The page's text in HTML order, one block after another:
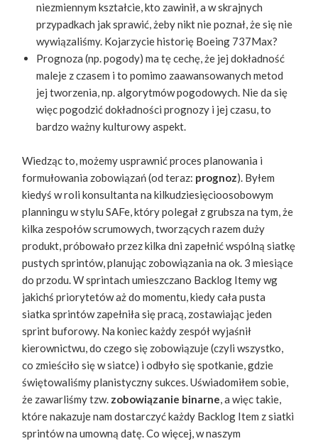
niezmiennym kształcie, kto zawinił, a w skrajnych
przypadkach jak sprawić, żeby nikt nie poznał, że się nie
wywiązaliśmy. Kojarzycie historię ​Boeing 737Max​?
Prognoza (np. pogody) ma tę cechę, że jej dokładność
maleje z czasem i to pomimo zaawansowanych metod
jej tworzenia, np. algorytmów pogodowych. Nie da się
więc pogodzić dokładności prognozy i jej czasu, to
bardzo ważny kulturowy aspekt.
Wiedząc to, możemy usprawnić proces planowania i
formułowania zobowiązań (od teraz: prognoz​). Byłem
kiedyś w roli konsultanta na kilkudziesięcioosobowym
planningu w stylu SAFe, który polegał z grubsza na tym, że
kilka zespołów scrumowych, tworzących razem duży
produkt, próbowało przez kilka dni zapełnić wspólną siatkę
pustych sprintów, planując zobowiązania na ok. 3 miesiące
do przodu. W sprintach umieszczano Backlog Itemy wg
jakichś priorytetów aż do momentu, kiedy cała pusta
siatka sprintów zapełniła się pracą, zostawiając jeden
sprint buforowy. Na koniec każdy zespół wyjaśnił
kierownictwu, do czego się zobowiązuje (​czyli wszystko,
co zmieściło się w siatce)​ i odbyło się spotkanie, gdzie
świętowaliśmy planistyczny sukces. Uświadomiłem sobie,
że zawarliśmy tzw. ​ zobowiązanie binarne,​ ​​a więc takie,
które nakazuje nam dostarczyć każdy Backlog Item z siatki
sprintów na umowną datę. Co więcej, w naszym